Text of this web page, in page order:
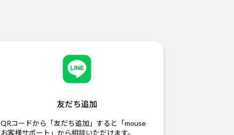
友だち追加
QRコードから「友だち追加」すると「mouse
お客様サポート」から相談いただけます。